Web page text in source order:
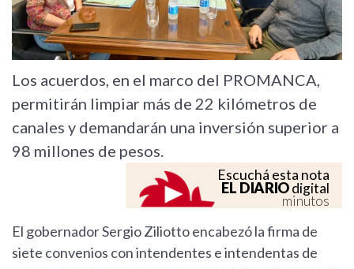
Los acuerdos, en el marco del PROMANCA,
permitirán limpiar más de 22 kilómetros de
canales y demandarán una inversión superior a
98 millones de pesos.
Escuchá esta nota
EL DIARIOdigital
minutos
El gobernador Sergio Ziliotto encabezó la firma de
siete convenios con intendentes e intendentas de